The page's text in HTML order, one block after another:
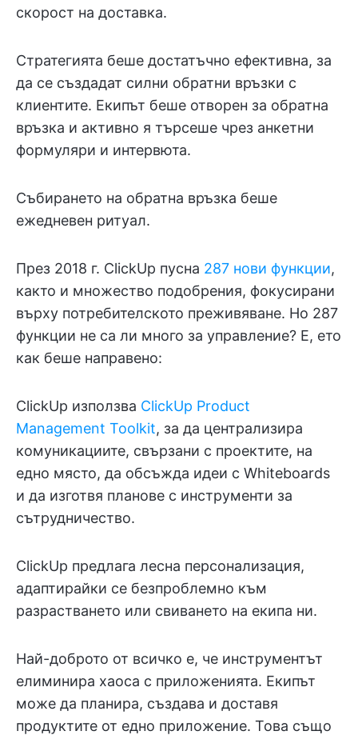
скорост на доставка.
Стратегията беше достатъчно ефективна, за
да се създадат силни обратни връзки с
клиентите. Екипът беше отворен за обратна
връзка и активно я търсеше чрез анкетни
формуляри и интервюта.
Събирането на обратна връзка беше
ежедневен ритуал.
През 2018 г. ClickUp пусна 287 нови функции,
както и множество подобрения, фокусирани
върху потребителското преживяване. Но 287
функции не са ли много за управление? Е, ето
как беше направено:
ClickUp използва ClickUp Product
Management Toolkit, за да централизира
комуникациите, свързани с проектите, на
едно място, да обсъжда идеи с Whiteboards
и да изготвя планове с инструменти за
сътрудничество.
ClickUp предлага лесна персонализация,
адаптирайки се безпроблемно към
разрастването или свиването на екипа ни.
Най-доброто от всичко е, че инструментът
елиминира хаоса с приложенията. Екипът
може да планира, създава и доставя
продуктите от едно приложение. Това също